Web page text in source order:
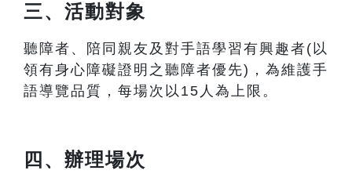
三、活動對象
聽障者、陪同親友及對手語學習有興趣者(以
領有身心障礙證明之聽障者優先)，為維護手
語導覽品質，每場次以15人為上限。
四、辦理場次